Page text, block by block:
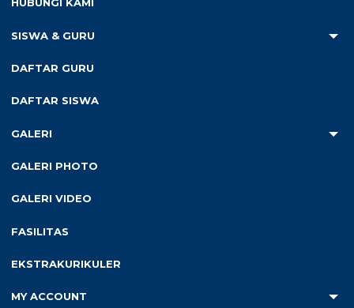
SISWA & GURU
DAFTAR GURU
DAFTAR SISWA
GALERI
GALERI PHOTO
GALERI VIDEO
FASILITAS
EKSTRAKURIKULER
MY ACCOUNT
Salah satu fasilitas sekolah sebagai penunjang pembelajaran
perpustakaan yang diberi nama Perpustakaan “Gempita.” Di
Pendidik maupun Tenaga Kependidikan bisa membaca dan
berselancar mencari sumber belajar yang lainnya.